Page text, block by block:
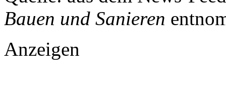
Bauen und Sanieren
Anzeigen